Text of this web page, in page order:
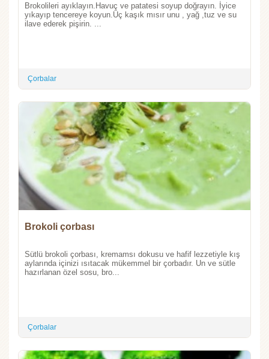
Brokolileri ayıklayın.Havuç ve patatesi soyup doğrayın. İyice
yıkayıp tencereye koyun.Üç kaşık mısır unu , yağ ,tuz ve su
ilave ederek pişirin. ...
Çorbalar
Brokoli çorbası
Sütlü brokoli çorbası, kremamsı dokusu ve hafif lezzetiyle kış
aylarında içinizi ısıtacak mükemmel bir çorbadır. Un ve sütle
hazırlanan özel sosu, bro...
Çorbalar